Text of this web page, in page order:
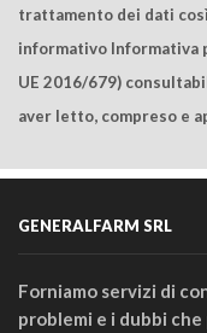
trattamento dei dati
informativo Informativa
UE 2016/679)
aver letto, compreso e
GENERALFARM SRL
Forniamo servizi di
problemi e i dubbi